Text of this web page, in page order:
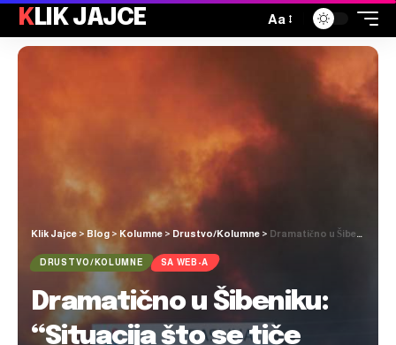
KLIK JAJCE Aa
Klik Jajce > Blog > Kolumne > Drustvo/Kolumne > Dramatično u Šibeniku: “Situacija što se tiče ugroze stanovništva nikad nije bila gora u zadnjih deset godina”
DRUSTVO/KOLUMNE SA WEB-A
Dramatično u Šibeniku:
“Situacija što se tiče